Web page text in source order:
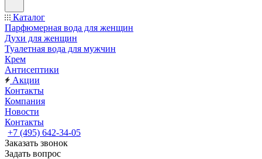
Каталог
Парфюмерная вода для женщин
Духи для женщин
Туалетная вода для мужчин
Крем
Антисептики
Акции
Контакты
Компания
Новости
Контакты
+7 (495) 642-34-05
Заказать звонок
Задать вопрос